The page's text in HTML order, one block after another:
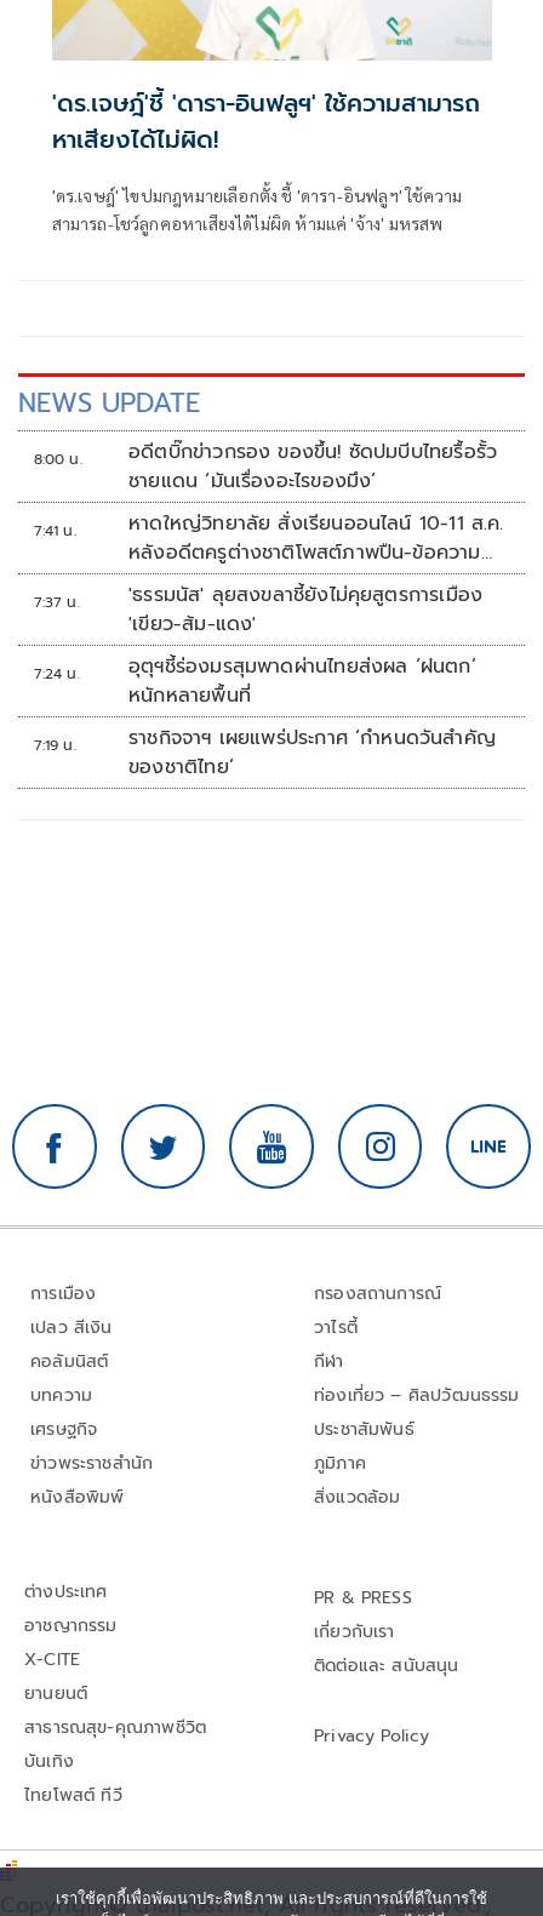
'ดร.เจษฎ์'ชี้ 'ดารา-อินฟลูฯ' ใช้ความสามารถ
หาเสียงได้ไม่ผิด!
'ดร.เจษฎ์' ไขปมกฎหมายเลือกตั้ง ชี้ 'ดารา-อินฟลูฯ' ใช้ความ
สามารถ-โชว์ลูกคอหาเสียงได้ไม่ผิด ห้ามแค่ 'จ้าง' มหรสพ
NEWS UPDATE
8:00 น.
อดีตบิ๊กข่าวกรอง ของขึ้น! ซัดปมบีบไทยรื้อรั้ว
ชายแดน ‘มันเรื่องอะไรของมึง’
7:41 น.
หาดใหญ่วิทยาลัย สั่งเรียนออนไลน์ 10-11 ส.ค.
หลังอดีตครูต่างชาติโพสต์ภาพปืน-ข้อความ
ข่มขู่
7:37 น.
'ธรรมนัส' ลุยสงขลาชี้ยังไม่คุยสูตรการเมือง
'เขียว-ส้ม-แดง'
7:24 น.
อุตุฯชี้ร่องมรสุมพาดผ่านไทยส่งผล ‘ฝนตก’
หนักหลายพื้นที่
7:19 น.
ราชกิจจาฯ เผยแพร่ประกาศ ‘กำหนดวันสำคัญ
ของชาติไทย’
การเมือง
เปลว สีเงิน
คอลัมนิสต์
บทความ
เศรษฐกิจ
ข่าวพระราชสำนัก
หนังสือพิมพ์
กรองสถานการณ์
วาไรตี้
กีฬา
ท่องเที่ยว – ศิลปวัฒนธรรม
ประชาสัมพันธ์
ภูมิภาค
สิ่งแวดล้อม
ต่างประเทศ
อาชญากรรม
X-CITE
ยานยนต์
สาธารณสุข-คุณภาพชีวิต
บันเทิง
ไทยโพสต์ ทีวี
PR & PRESS
เกี่ยวกับเรา
ติดต่อและ สนับสนุน
Privacy Policy
Copyright© thaipost.net, All rights reserved.,
เราใช้คุกกี้เพื่อพัฒนาประสิทธิภาพ และประสบการณ์ที่ดีในการใช้